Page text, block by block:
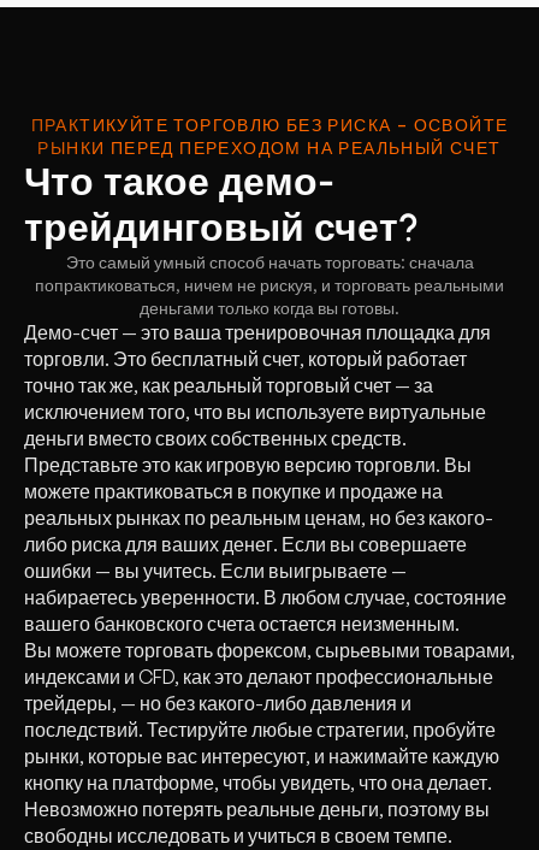
ПРАКТИКУЙТЕ ТОРГОВЛЮ БЕЗ РИСКА – ОСВОЙТЕ
РЫНКИ ПЕРЕД ПЕРЕХОДОМ НА РЕАЛЬНЫЙ СЧЕТ
Что такое демо-
трейдинговый счет?
Это самый умный способ начать торговать: сначала
попрактиковаться, ничем не рискуя, и торговать реальными
деньгами только когда вы готовы.
Демо-счет — это ваша тренировочная площадка для
торговли. Это бесплатный счет, который работает
точно так же, как реальный торговый счет — за
исключением того, что вы используете виртуальные
деньги вместо своих собственных средств.
Представьте это как игровую версию торговли. Вы
можете практиковаться в покупке и продаже на
реальных рынках по реальным ценам, но без какого-
либо риска для ваших денег. Если вы совершаете
ошибки — вы учитесь. Если выигрываете —
набираетесь уверенности. В любом случае, состояние
вашего банковского счета остается неизменным.
Вы можете торговать форексом, сырьевыми товарами,
индексами и CFD, как это делают профессиональные
трейдеры, — но без какого-либо давления и
последствий. Тестируйте любые стратегии, пробуйте
рынки, которые вас интересуют, и нажимайте каждую
кнопку на платформе, чтобы увидеть, что она делает.
Невозможно потерять реальные деньги, поэтому вы
свободны исследовать и учиться в своем темпе.